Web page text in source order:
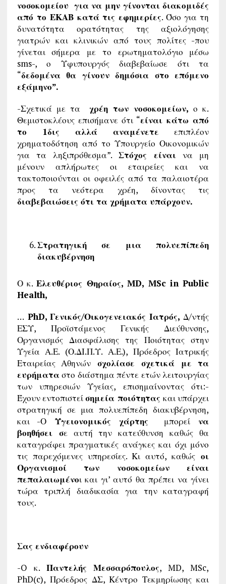
νοσοκομείου για να μην γίνονται διακομιδές
από το ΕΚΑΒ κατά τις εφημερίες. Όσο για τη
δυνατότητα ορατότητας της αξιολόγησης
γιατρών και κλινικών από τους πολίτες -που
γίνεται σήμερα με το ερωτηματολόγιο μέσω
sms-, ο Υφυπουργός διαβεβαίωσε ότι τα
“δεδομένα θα γίνουν δημόσια στο επόμενο
εξάμηνο”.
-Σχετικά με τα χρέη των νοσοκομείων, ο κ.
Θεμιστοκλέους επισήμανε ότι “είναι κάτω από
το 1δις αλλά αναμένετε επιπλέον
χρηματοδότηση από το Υπουργείο Οικονομικών
για τα ληξιπρόθεσμα”. Στόχος είναι να μη
μένουν απλήρωτες οι εταιρείες και να
τακτοποιούνται οι οφειλές από τα παλαιοτέρα
προς τα νεότερα χρέη, δίνοντας τις
διαβεβαιώσεις ότι τα χρήματα υπάρχουν.
Στρατηγική σε μια πολυεπίπεδη
διακυβέρνηση
Ο κ.Ελευθέριος Θηραίος, MD, MSc in Public
Health,
… PhD, Γενικός/Οικογενειακός Ιατρός,Δ/ντής
ΕΣΥ, Προϊστάμενος Γενικής Διεύθυνσης,
Οργανισμός Διασφάλισης της Ποιότητας στην
Υγεία Α.Ε. (Ο.ΔΙ.Π.Υ. Α.Ε.), Πρόεδρος Ιατρικής
Εταιρείας Αθηνών σχολίασε σχετικά με τα
ευρήματαστο διάστημα πέντε ετών λειτουργίας
των υπηρεσιών Υγείας, επισημαίνοντας ότι:-
Έχουν εντοπιστείσημεία ποιότηταςκαι υπάρχει
στρατηγική σε μια πολυεπίπεδη διακυβέρνηση,
και -Ο Υγειονομικός χάρτης μπορείνα
βοηθήσει σε αυτή την κατεύθυνση καθώς θα
καταγράφει πραγματικές ανάγκες και όχι μόνο
τις παρεχόμενες υπηρεσίες. Κι αυτό, καθώς οι
Οργανισμοί των νοσοκομείων είναι
πεπαλαιωμένοι και γι’ αυτό θα πρέπει να γίνει
τώρα τριπλή διαδικασία για την καταγραφή
τους.
Σας ενδιαφέρουν
-O κ. Παντελής Μεσσαρόπουλος, MD, MSc,
PhD(c), Πρόεδρος ΔΣ, Κέντρο Τεκμηρίωσης και